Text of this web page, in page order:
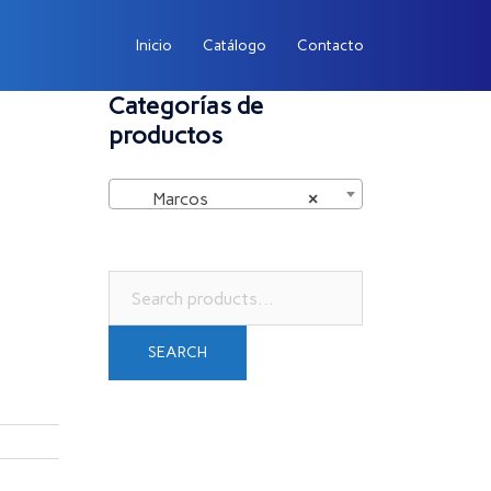
Inicio Catálogo Contacto
Categorías de
productos
×
Marcos
for:
SEARCH